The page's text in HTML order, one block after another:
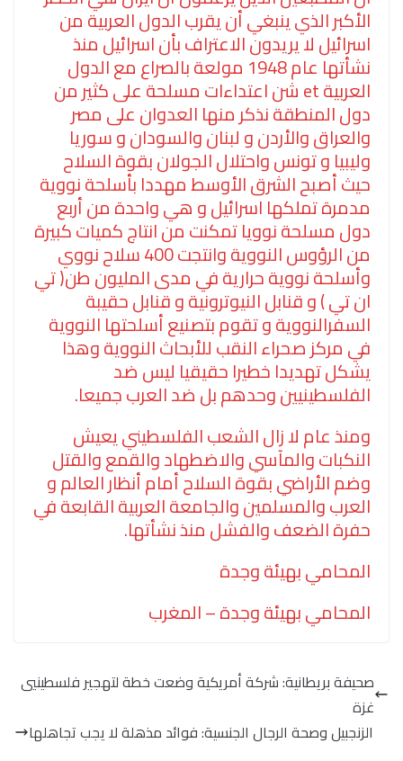
الأكبر الذي ينبغي أن يقرب الدول العربية من
اسرائيل لا يريدون الاعتراف بأن اسرائيل منذ
نشأتها عام 1948 مولعة بالصراع مع الدول
العربية et شن اعتداءات مسلحة على كثير من
دول المنطقة نذكر منها العدوان على مصر
والعراق والأردن و لبنان والسودان و سوريا
وليبيا و تونس واحتلال الجولان بقوة السلاح
حيث أصبح الشرق الأوسط مهددا بأسلحة نووية
مدمرة تملكها اسرائيل و هي واحدة من أربع
دول مسلحة نوويا تمكنت من انتاج كميات كبيرة
من الرؤوس النووية وانتجت 400 سلاح نووي
وأسلحة نووية حرارية في مدى المليون طن( تي
ان تي ) و قنابل النيوترونية و قنابل حقيبة
السفرالنووية و تقوم بتصنيع أسلحتها النووية
في مركز صحراء النقب للأبحاث النووية وهذا
يشكل تهديدا خطيرا حقيقيا ليس ضد
الفلسطينيين وحدهم بل ضد العرب جميعا.
ومنذ عام لا زال الشعب الفلسطيني يعيش
النكبات والمآسي والاضطهاد والقمع والقتل
وضم الأراضي بقوة السلاح أمام أنظار العالم و
العرب والمسلمين والجامعة العربية القابعة في
حفرة الضعف والفشل منذ نشأتها.
المحامي بهيئة وجدة
المحامي بهيئة وجدة – المغرب
صحيفة بريطانية: شركة أمريكية وضعت خطة لتهجير فلسطينيي
غزة
الزنجبيل وصحة الرجال الجنسية: فوائد مذهلة لا يجب تجاهلها